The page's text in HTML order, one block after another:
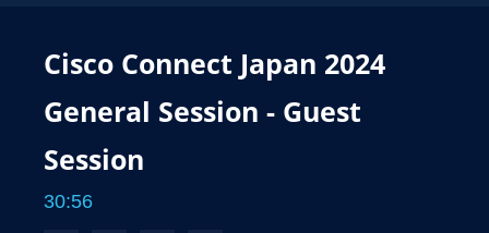
Cisco Connect Japan 2024
General Session - Guest
Session
30:56